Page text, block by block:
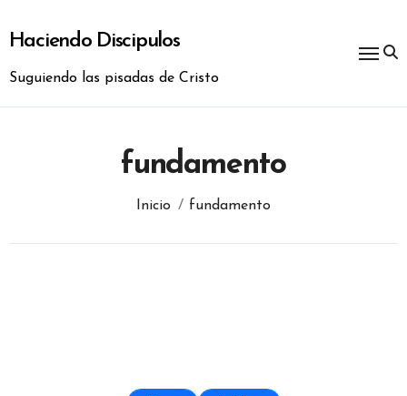
contenido
Haciendo Discipulos
Suguiendo las pisadas de Cristo
fundamento
Inicio fundamento